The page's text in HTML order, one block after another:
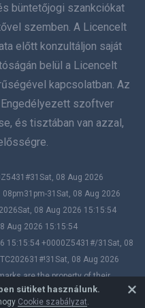
sütiket használunk.
Cookie szabályzat.
büntetőjogi szankciókat
szemben. A Licencelt
előtt konzultáljon saját
belül a Licencelt
kapcsolatban. Az
szoftver
és tisztában van azzal,
08 Aug 2026
31Sat, 08 Aug 2026
08 Aug 2026 15:15:54
Aug 2026 15:15:54
15:15:54 +0000Z5431#/31Sat, 08
08 Aug 2026
are the property of their